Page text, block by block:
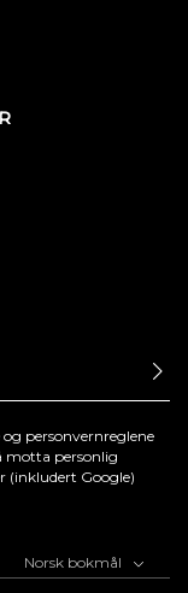
og personvernreglene
motta personlig
(inkludert Google)
Norsk bokmål